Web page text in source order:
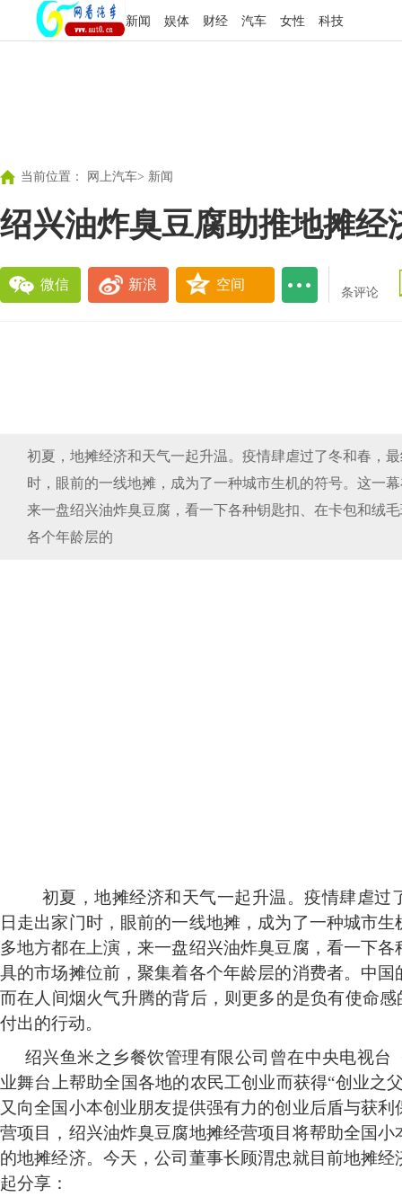
新闻 娱体 财经 汽车 女性 科技
当前位置： 网上汽车> 新闻
绍兴油炸臭豆腐助推地摊经
微信 新浪 空间
条评论
初夏，地摊经济和天气一起升温。疫情肆虐过了冬和春，
时，眼前的一线地摊，成为了一种城市生机的符号。这一
来一盘绍兴油炸臭豆腐，看一下各种钥匙扣、在卡包和绒
各个年龄层的
初夏，地摊经济和天气一起升温。疫情肆虐过
日走出家门时，眼前的一线地摊，成为了一种城市
多地方都在上演，来一盘绍兴油炸臭豆腐，看一下
具的市场摊位前，聚集着各个年龄层的消费者。中
而在人间烟火气升腾的背后，则更多的是负有使命感
付出的行动。
绍兴鱼米之乡餐饮管理有限公司曾在中央电视台
业舞台上帮助全国各地的农民工创业而获得“创业之
又向全国小本创业朋友提供强有力的创业后盾与获
营项目，绍兴油炸臭豆腐地摊经营项目将帮助全国
的地摊经济。今天，公司董事长顾渭忠就目前地摊
起分享：